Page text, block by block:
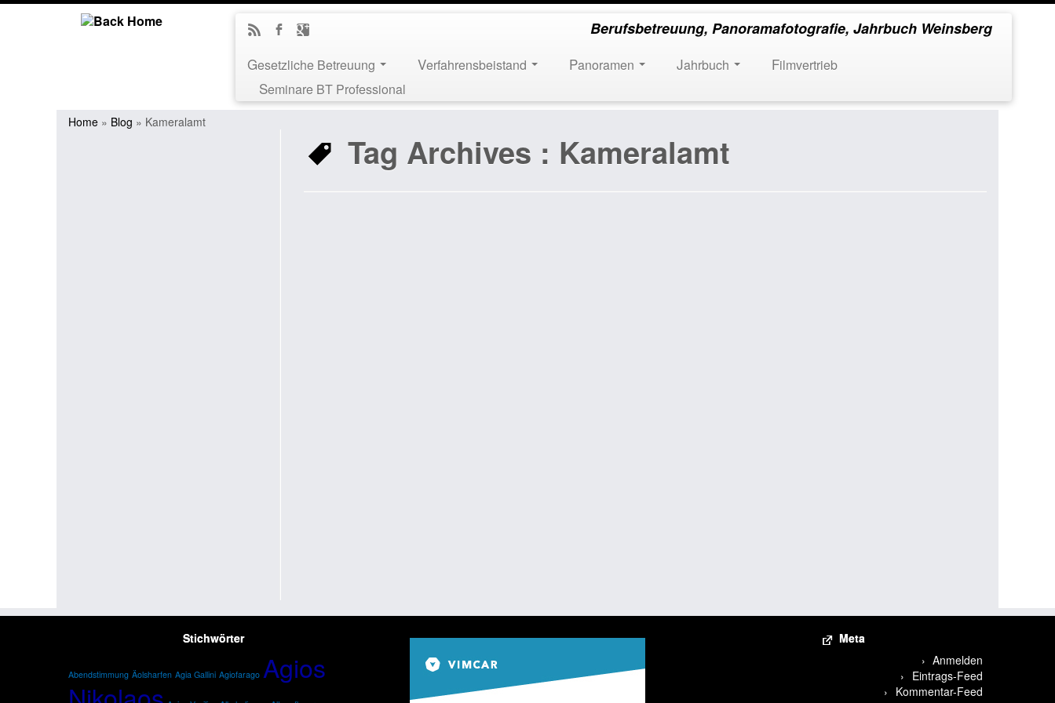
Berufsbetreuung, Panoramafotografie, Jahrbuch Weinsberg
Gesetzliche Betreuung Verfahrensbeistand Panoramen Jahrbuch
Filmvertrieb
Seminare BT Professional
Home » Blog » Kameralamt
Tag Archives : Kameralamt
Stichwörter
Abendstimmung Äolsharfen Agia Gallini Agiofarago Agios
Meta
Anmelden
Eintrags-Feed
Kommentar-Feed